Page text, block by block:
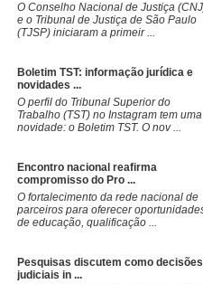
O Conselho Nacional de Justiça
e o Tribunal de Justiça de São Paulo
(TJSP) iniciaram a primeir ...
Boletim TST: informação jurídica e
novidades ...
O perfil do Tribunal Superior do
Trabalho (TST) no Instagram tem uma
novidade: o Boletim TST. O nov ...
Encontro nacional reafirma
compromisso do Pro ...
O fortalecimento da rede nacional de
parceiros para oferecer
de educação, qualificação ...
Pesquisas discutem como decisões
judiciais in ...